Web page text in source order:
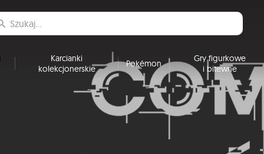
Karcianki
kolekcjonerskie
Pokémon
Gry figurkowe
i bitewne